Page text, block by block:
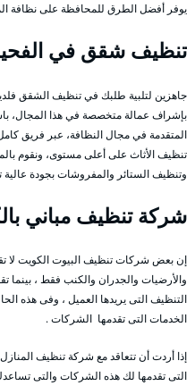
يوفر أفضل الطرق للمحافظة على نظافة
تنظيف شقق في
جاهزين لتلبية طلبك في تنظيف الشقق
بإشراف عمالة متخصصة في هذا المجال،
المتقدمة في مجال النظافة، عبر فريق
تنظيف الأثاث على أعلى مستوى، ونقوم
وتنظيف الستائر والمفروشات بجودة
شركة تنظيف مباني
إن بعض شركات تنظيف البيوت الكويت لا
والأرضيات والجدران والكنب فقط ، بينما
التنظيف التى يريدها العميل ، وفى هذه
الخدمات التى تقدمها الشركات .
إذا أردت أن تتعاقد مع شركة تنظيف
التى تقدمها لك هذه الشركات والتى